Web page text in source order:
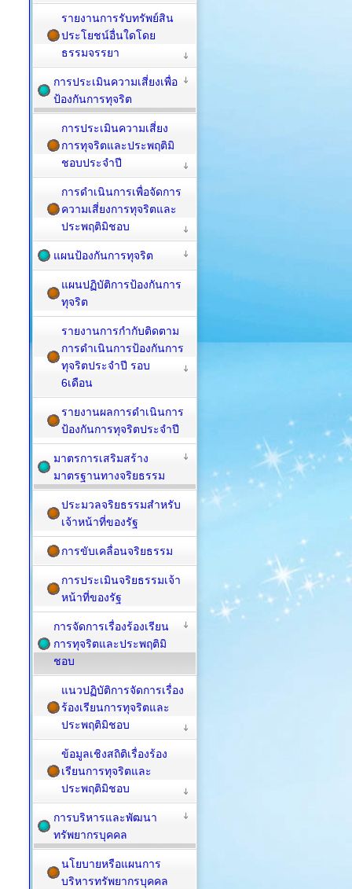
รายงานการรับทรัพย์สิน
ประโยชน์อื่นใดโดย
ธรรมจรรยา
การประเมินความเสี่ยงเพื่อ
ป้องกันการทุจริต
การประเมินความเสี่ยง
การทุจริตและประพฤติมิ
ชอบประจำปี
การดำเนินการเพื่อจัดการ
ความเสี่ยงการทุจริตและ
ประพฤติมิชอบ
แผนป้องกันการทุจริต
แผนปฏิบัติการป้องกันการ
ทุจริต
รายงานการกำกับติดตาม
การดำเนินการป้องกันการ
ทุจริตประจำปี รอบ
6เดือน
รายงานผลการดำเนินการ
ป้องกันการทุจริตประจำปี
มาตรการเสริมสร้าง
มาตรฐานทางจริยธรรม
ประมวลจริยธรรมสำหรับ
เจ้าหน้าที่ของรัฐ
การขับเคลื่อนจริยธรรม
การประเมินจริยธรรมเจ้า
หน้าที่ของรัฐ
การจัดการเรื่องร้องเรียน
การทุจริตและประพฤติมิ
ชอบ
แนวปฏิบัติการจัดการเรื่อง
ร้องเรียนการทุจริตและ
ประพฤติมิชอบ
ข้อมูลเชิงสถิติเรื่องร้อง
เรียนการทุจริตและ
ประพฤติมิชอบ
การบริหารและพัฒนา
ทรัพยากรบุคคล
นโยบายหรือแผนการ
บริหารทรัพยากรบุคคล